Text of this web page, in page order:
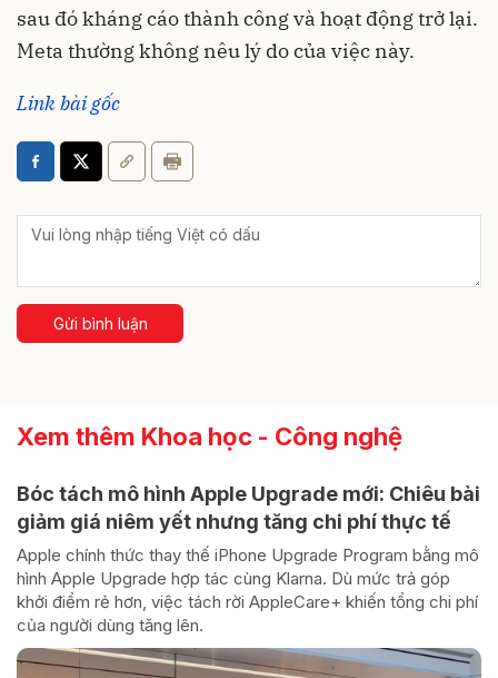
sau đó kháng cáo thành công và hoạt động trở lại.
Meta thường không nêu lý do của việc này.
Link bài gốc
Gửi bình luận
Xem thêm Khoa học - Công nghệ
Bóc tách mô hình Apple Upgrade mới: Chiêu bài
giảm giá niêm yết nhưng tăng chi phí thực tế
Apple chính thức thay thế iPhone Upgrade Program bằng mô
hình Apple Upgrade hợp tác cùng Klarna. Dù mức trả góp
khởi điểm rẻ hơn, việc tách rời AppleCare+ khiến tổng chi phí
của người dùng tăng lên.